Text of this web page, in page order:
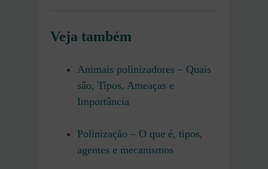
Veja também
Animais polinizadores – Quais
são, Tipos, Ameaças e
Importância
Polinização – O que é, tipos,
agentes e mecanismos